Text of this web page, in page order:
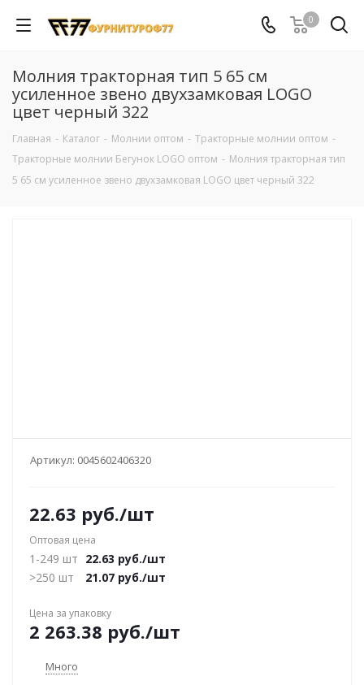
0
Молния тракторная тип 5 65 см
усиленное звено двухзамковая LOGO
цвет черный 322
Главная - Каталог - Молнии оптом - Тракторные молнии оптом -
Тракторные молнии Бегунок LOGO оптом - Молния тракторная тип
5 65 см усиленное звено двухзамковая LOGO цвет черный 322
Артикул: 0045602406320
22.63 руб./шт
Оптовая цена
1-249 шт 22.63 руб./шт
>250 шт
21.07 руб./шт
Цена за упаковку
2 263.38 руб./шт
Много